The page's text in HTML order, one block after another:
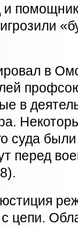
в
в
суда
перед
с цепи.